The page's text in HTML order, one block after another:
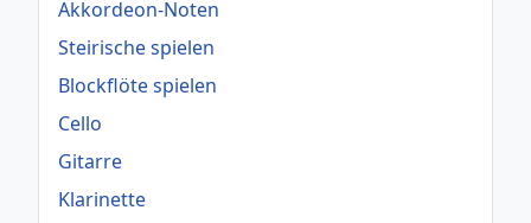
Akkordeon-Noten
Steirische spielen
Blockflöte spielen
Cello
Gitarre
Klarinette